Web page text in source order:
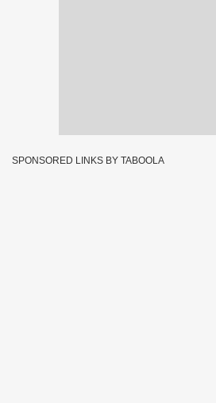
SPONSORED LINKS BY TABOOLA